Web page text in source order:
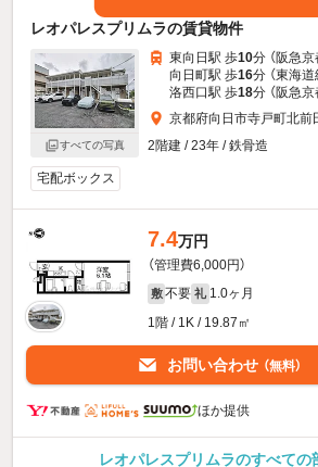
レオパレスプリムラの賃貸物件
すべての写真
東向日駅 歩10分 （阪急京
向日町駅 歩16分 （東海道
洛西口駅 歩18分 （阪急京
京都府向日市寺戸町北前
2階建 / 23年 / 鉄骨造
宅配ボックス
7.4万円
（管理費6,000円）
敷 不要 礼 1.0ヶ月
1階 / 1K / 19.87㎡
お問い合わせ （無料）
ほか提供
レオパレスプリムラのすべての